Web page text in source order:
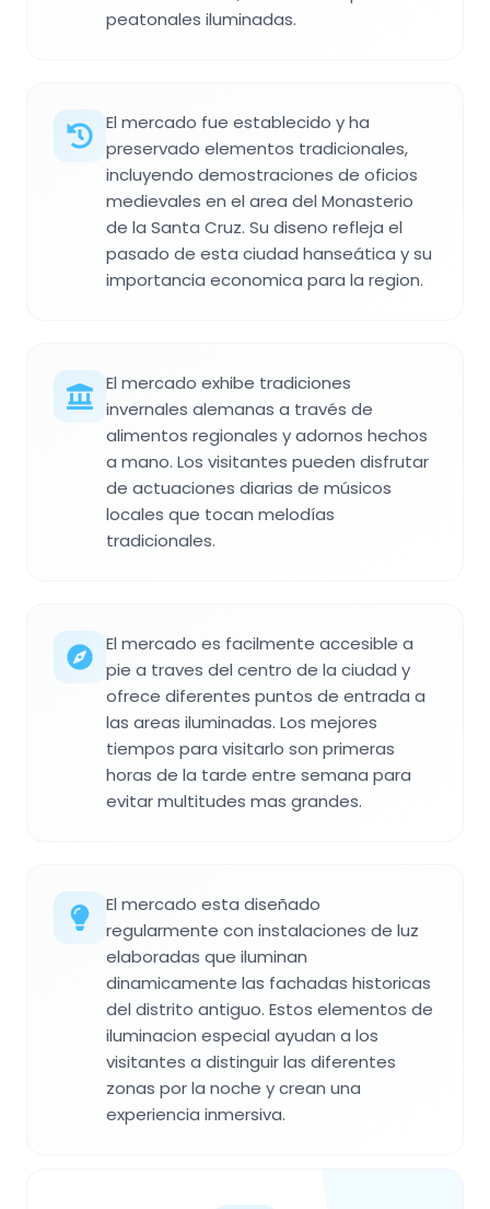
peatonales iluminadas.
El mercado fue establecido y ha
preservado elementos tradicionales,
incluyendo demostraciones de oficios
medievales en el area del Monasterio
de la Santa Cruz. Su diseno refleja el
pasado de esta ciudad hanseática y su
importancia economica para la region.
El mercado exhibe tradiciones
invernales alemanas a través de
alimentos regionales y adornos hechos
a mano. Los visitantes pueden disfrutar
de actuaciones diarias de músicos
locales que tocan melodías
tradicionales.
El mercado es facilmente accesible a
pie a traves del centro de la ciudad y
ofrece diferentes puntos de entrada a
las areas iluminadas. Los mejores
tiempos para visitarlo son primeras
horas de la tarde entre semana para
evitar multitudes mas grandes.
El mercado esta diseñado
regularmente con instalaciones de luz
elaboradas que iluminan
dinamicamente las fachadas historicas
del distrito antiguo. Estos elementos de
iluminacion especial ayudan a los
visitantes a distinguir las diferentes
zonas por la noche y crean una
experiencia inmersiva.